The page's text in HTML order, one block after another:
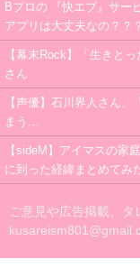
Bプロの 『快エブ』サー
アプリは大丈夫なの？？
【幕末Rock】「生きと
さん
【声優】石川界人さん
まう…
【sideM】アイマスの家
に到った経緯まとめてみ
ご意見や広告掲載、タ